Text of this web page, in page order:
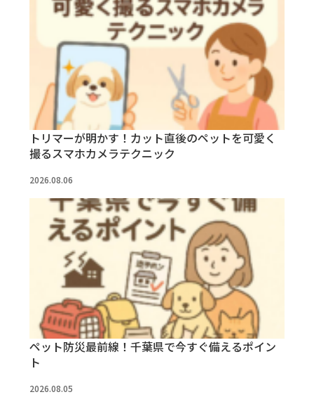
トリマーが明かす！カット直後のペットを可愛く
撮るスマホカメラテクニック
2026.08.06
ペット防災最前線！千葉県で今すぐ備えるポイン
ト
2026.08.05